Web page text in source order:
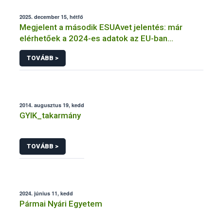
2025. december 15, hétfő
Megjelent a második ESUAvet jelentés: már
elérhetőek a 2024-es adatok az EU-ban
értékesített és felhasznált állatgyógyászati
antimikrobiális szerekről
TOVÁBB >
2014. augusztus 19, kedd
GYIK_takarmány
TOVÁBB >
2024. június 11, kedd
Pármai Nyári Egyetem